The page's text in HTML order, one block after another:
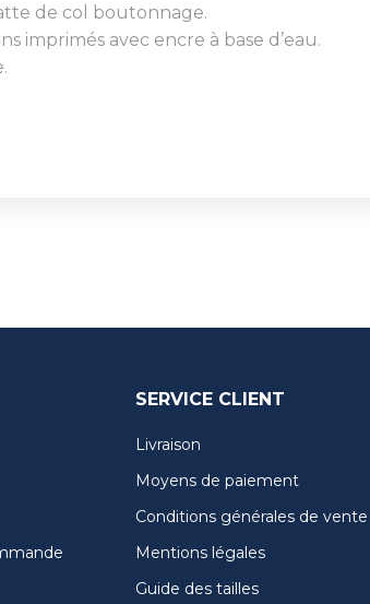
de col boutonnage.
imprimés avec encre à base d’eau.
SERVICE CLIENT
Livraison
Moyens de paiement
Conditions générales de vente
Mentions légales
Guide des tailles